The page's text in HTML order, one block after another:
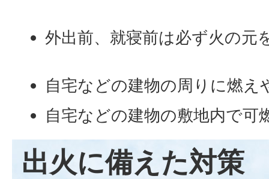
外出前、就寝前は必ず火の元
自宅などの建物の周りに燃
自宅などの建物の敷地内で可
出火に備えた対策